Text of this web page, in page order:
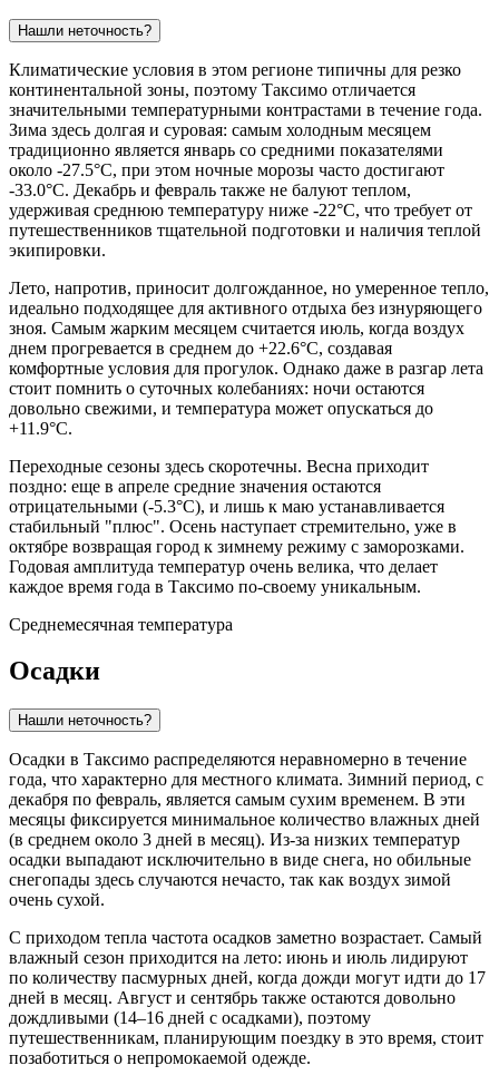
Нашли неточность?
Климатические условия в этом регионе типичны для резко
континентальной зоны, поэтому Таксимо отличается
значительными температурными контрастами в течение года.
Зима здесь долгая и суровая: самым холодным месяцем
традиционно является январь со средними показателями
около -27.5°C, при этом ночные морозы часто достигают
-33.0°C. Декабрь и февраль также не балуют теплом,
удерживая среднюю температуру ниже -22°C, что требует от
путешественников тщательной подготовки и наличия теплой
экипировки.
Лето, напротив, приносит долгожданное, но умеренное тепло,
идеально подходящее для активного отдыха без изнуряющего
зноя. Самым жарким месяцем считается июль, когда воздух
днем прогревается в среднем до +22.6°C, создавая
комфортные условия для прогулок. Однако даже в разгар лета
стоит помнить о суточных колебаниях: ночи остаются
довольно свежими, и температура может опускаться до
+11.9°C.
Переходные сезоны здесь скоротечны. Весна приходит
поздно: еще в апреле средние значения остаются
отрицательными (-5.3°C), и лишь к маю устанавливается
стабильный "плюс". Осень наступает стремительно, уже в
октябре возвращая город к зимнему режиму с заморозками.
Годовая амплитуда температур очень велика, что делает
каждое время года в Таксимо по-своему уникальным.
Среднемесячная температура
Осадки
Нашли неточность?
Осадки в Таксимо распределяются неравномерно в течение
года, что характерно для местного климата. Зимний период, с
декабря по февраль, является самым сухим временем. В эти
месяцы фиксируется минимальное количество влажных дней
(в среднем около 3 дней в месяц). Из-за низких температур
осадки выпадают исключительно в виде снега, но обильные
снегопады здесь случаются нечасто, так как воздух зимой
очень сухой.
С приходом тепла частота осадков заметно возрастает. Самый
влажный сезон приходится на лето: июнь и июль лидируют
по количеству пасмурных дней, когда дожди могут идти до 17
дней в месяц. Август и сентябрь также остаются довольно
дождливыми (14–16 дней с осадками), поэтому
путешественникам, планирующим поездку в это время, стоит
позаботиться о непромокаемой одежде.